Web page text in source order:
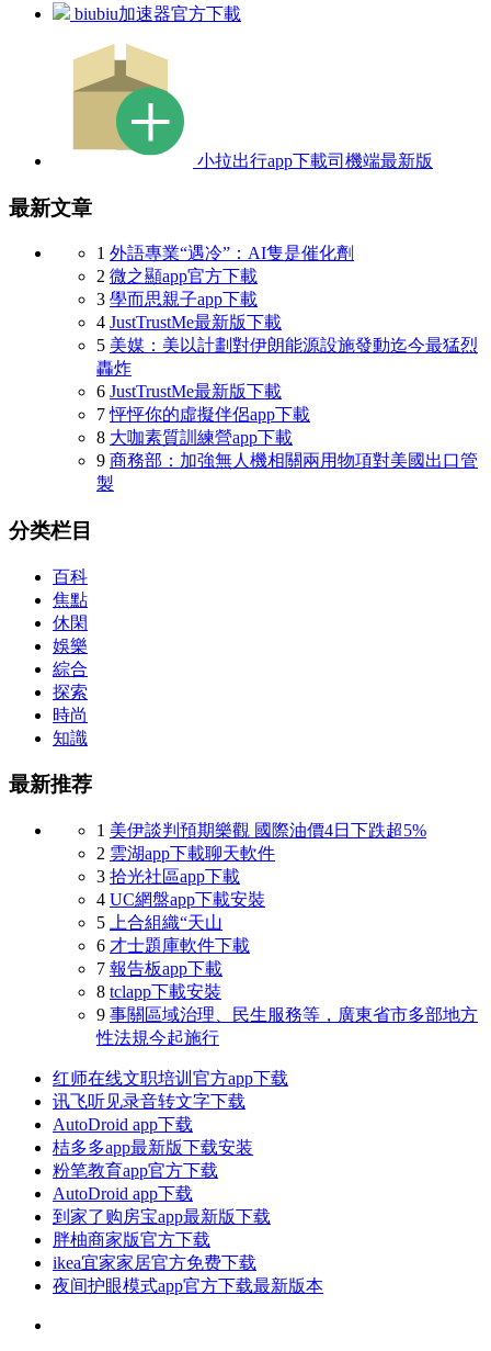
biubiu加速器官方下載
小拉出行app下載司機端最新版
最新文章
1 外語專業“遇冷”：AI隻是催化劑
2 微之顯app官方下載
3 學而思親子app下載
4 JustTrustMe最新版下載
5 美媒：美以計劃對伊朗能源設施發動迄今最猛烈
轟炸
6 JustTrustMe最新版下載
7 怦怦你的虛擬伴侶app下載
8 大咖素質訓練營app下載
9 商務部：加強無人機相關兩用物項對美國出口管
製
分类栏目
百科
焦點
休閑
娛樂
綜合
探索
時尚
知識
最新推荐
1 美伊談判預期樂觀 國際油價4日下跌超5%
2 雲湖app下載聊天軟件
3 拾光社區app下載
4 UC網盤app下載安裝
5
上合組織“天山
6 才士題庫軟件下載
7 報告板app下載
8 tclapp下載安裝
9 事關區域治理、民生服務等，廣東省市多部地方
性法規今起施行
红师在线文职培训官方app下载
讯飞听见录音转文字下载
AutoDroid app下载
桔多多app最新版下载安装
粉笔教育app官方下载
AutoDroid app下载
到家了购房宝app最新版下载
胖柚商家版官方下载
ikea宜家家居官方免费下载
夜间护眼模式app官方下载最新版本